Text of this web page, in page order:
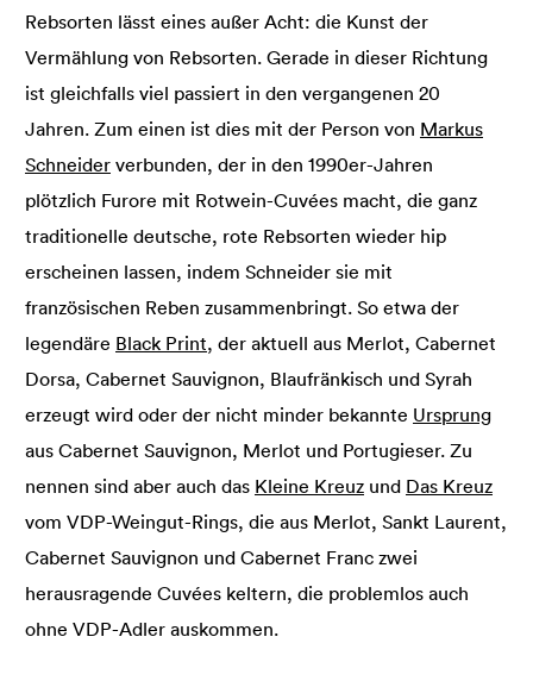
Rebsorten lässt eines außer Acht: die Kunst der
Vermählung von Rebsorten. Gerade in dieser Richtung
ist gleichfalls viel passiert in den vergangenen 20
Jahren. Zum einen ist dies mit der Person von Markus
Schneider verbunden, der in den 1990er-Jahren
plötzlich Furore mit Rotwein-Cuvées macht, die ganz
traditionelle deutsche, rote Rebsorten wieder hip
erscheinen lassen, indem Schneider sie mit
französischen Reben zusammenbringt. So etwa der
legendäre Black Print, der aktuell aus Merlot, Cabernet
Dorsa, Cabernet Sauvignon, Blaufränkisch und Syrah
erzeugt wird oder der nicht minder bekannte Ursprung
aus Cabernet Sauvignon, Merlot und Portugieser. Zu
nennen sind aber auch das Kleine Kreuz und Das Kreuz
vom VDP-Weingut-Rings, die aus Merlot, Sankt Laurent,
Cabernet Sauvignon und Cabernet Franc zwei
herausragende Cuvées keltern, die problemlos auch
ohne VDP-Adler auskommen.